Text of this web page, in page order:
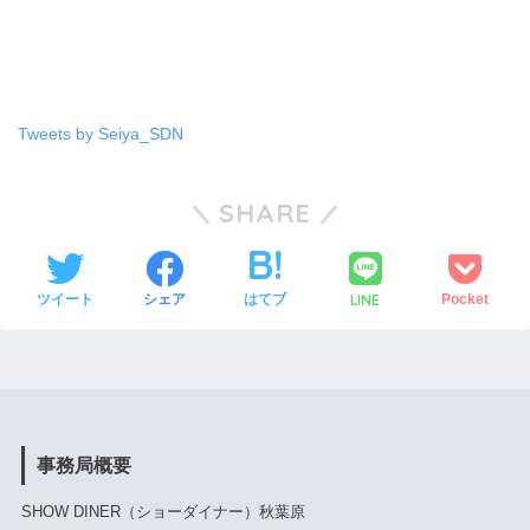
Tweets by Seiya_SDN
SHARE
ツイート シェア はてブ LINE Pocket
事務局概要
SHOW DINER（ショーダイナー）秋葉原